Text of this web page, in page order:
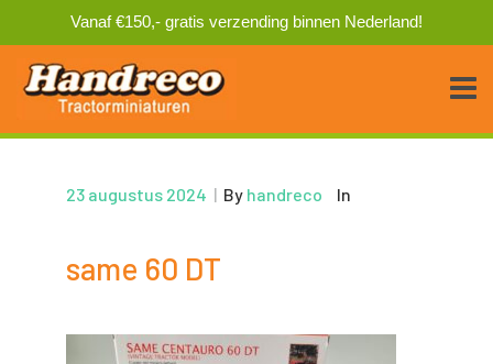
Vanaf €150,- gratis verzending binnen Nederland!
23 augustus 2024 | By handreco In
same 60 DT